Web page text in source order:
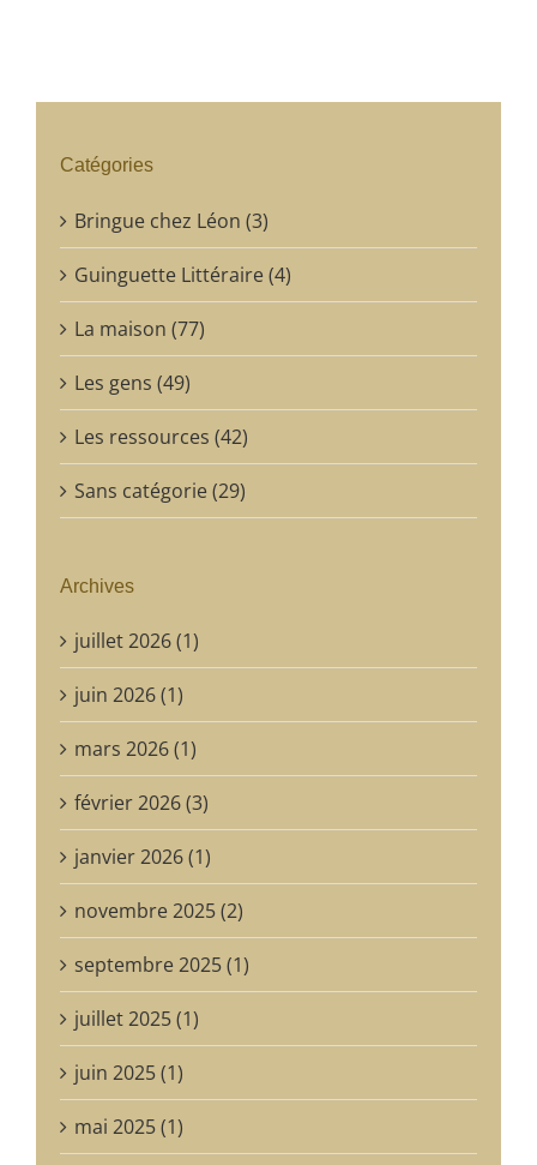
Catégories
Bringue chez Léon (3)
Guinguette Littéraire (4)
La maison (77)
Les gens (49)
Les ressources (42)
Sans catégorie (29)
Archives
juillet 2026 (1)
juin 2026 (1)
mars 2026 (1)
février 2026 (3)
janvier 2026 (1)
novembre 2025 (2)
septembre 2025 (1)
juillet 2025 (1)
juin 2025 (1)
mai 2025 (1)